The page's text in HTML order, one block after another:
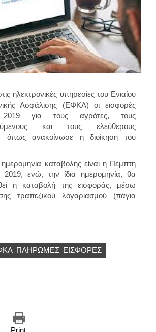
ηλεκτρονικές υπηρεσίες του Ενιαίου
Ασφάλισης (ΕΦΚΑ) οι εισφορές
2019 για τους αγρότες, τους
και τους ελεύθερους
όπως ανακοίνωσε η διοίκηση του
καταβολής είναι η Πέμπτη
ενώ, την ίδια ημερομηνία, θα
η καταβολή της εισφοράς, μέσω
τραπεζικού λογαριασμού (πάγια
ΠΛΗΡΩΜΈΣ ΕΙΣΦΟΡΈΣ
Print